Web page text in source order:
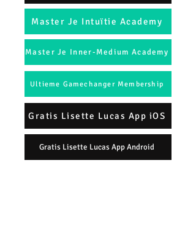
Master Je Intuïtie Academy
Master Je Inner-Medium Academy
Ultieme Gamechanger Membership
Gratis Lisette Lucas App iOS
Gratis Lisette Lucas App Android